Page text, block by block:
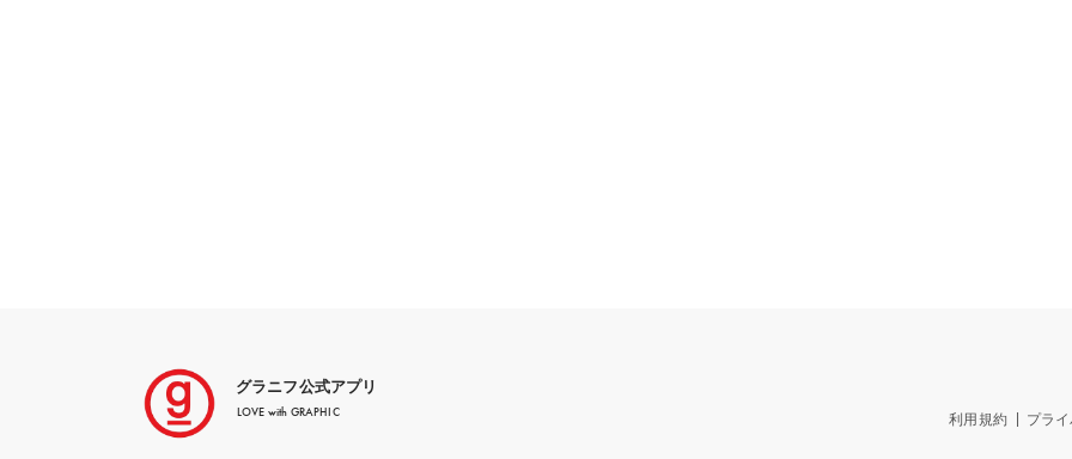
グラニフ公式アプリ
LOVE with GRAPHIC 利用規約 プラ